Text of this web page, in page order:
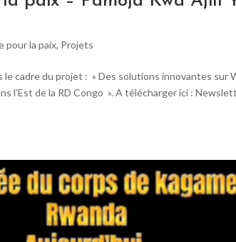
pour la paix, Projets
cadre du projet : » Des solutions innovantes
l’Est de la RD Congo ». A télécharger ici :